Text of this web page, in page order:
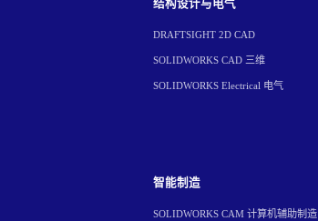
结构设计与电气
DRAFTSIGHT 2D CAD
SOLIDWORKS CAD 三维
SOLIDWORKS Electrical 电气
智能制造
SOLIDWORKS CAM 计算机辅助制造